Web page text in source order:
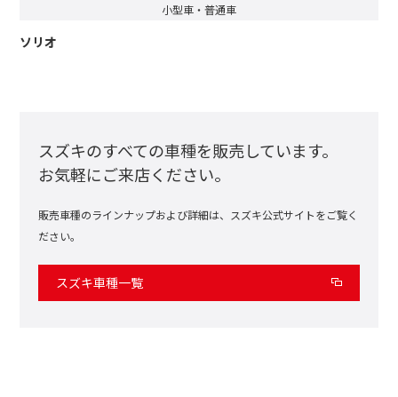
小型車・普通車
ソリオ
スズキのすべての車種を販売しています。
お気軽にご来店ください。
販売車種のラインナップおよび詳細は、スズキ公式サイトをご覧く
ださい。
スズキ車種一覧